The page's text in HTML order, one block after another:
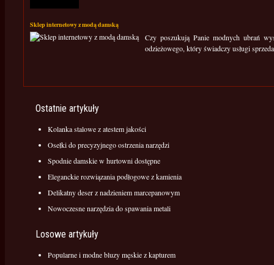
Sklep internetowy z modą damską
Czy poszukują Panie modnych ubrań
odzieżowego, który świadczy usługi
Ostatnie artykuły
Kolanka stalowe z atestem jakości
Osełki do precyzyjnego ostrzenia narzędzi
Spodnie damskie w hurtowni dostępne
Eleganckie rozwiązania podłogowe z kamienia
Delikatny deser z nadzieniem marcepanowym
Nowoczesne narzędzia do spawania metali
Losowe artykuły
Popularne i modne bluzy męskie z kapturem